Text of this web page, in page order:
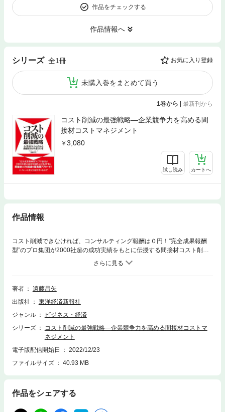
作品をチェックする
作品情報へ
シリーズ 全1冊 お気に入り登録
未購入巻をまとめて買う
1巻から | 最新刊から
コスト削減の最強戦略―企業競争力を高める間
接材コストマネジメント
3,080
試し読み カートへ
作品情報
コスト削減できなければ、コンサルティング報酬は０円！”完全成果報酬
型”のプロ集団が2000社超の成功実績をもとに伝授する間接材コスト削減
の超実践アプローチ！インフレから企業を守る経営者の必読書！【間接材
コストを削減する８つのステップ】 STEP１ コスト削減余地の事前分
析 STEP２ コスト削減を成功させるための事前準備 STEP３ 仕様や
サービスの最適化 STEP４ 購買体制の見直し STEP５ 発注／調達単
を実現する実践交渉テクニック STEP８ 契約書のチェックポイントな
ぜ、自社のコスト削減が進まないのか？ 原因１．現場担当者の動機付け
４．専任担当やミッションの欠如 原因５．“見える化”できていない 原
因６．一元管理できていない原因は現場ではなく、経営陣のリーダーシッ
プ不足にあった！
著者
遠藤昌矢
出版社
東洋経済新報社
ジャンル
ビジネス・経済
シリーズ
コスト削減の最強戦略―企業競争力を高める間接材コストマ
ネジメント
電子版配信開始日
2022/12/23
ファイルサイズ
40.93 MB
作品をシェアする